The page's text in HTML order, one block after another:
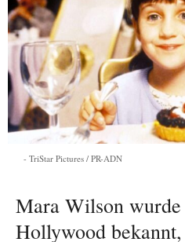
TriStar Pictures / PR-ADN
Mara Wilson
Hollywood